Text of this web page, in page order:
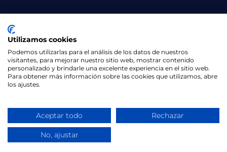
Utilizamos cookies
Podemos utilizarlas para el análisis de los datos de nuestros
visitantes, para mejorar nuestro sitio web, mostrar contenido
personalizado y brindarle una excelente experiencia en el sitio web.
Para obtener más información sobre las cookies que utilizamos, abre
los ajustes.
Aceptar todo Rechazar
No, ajustar